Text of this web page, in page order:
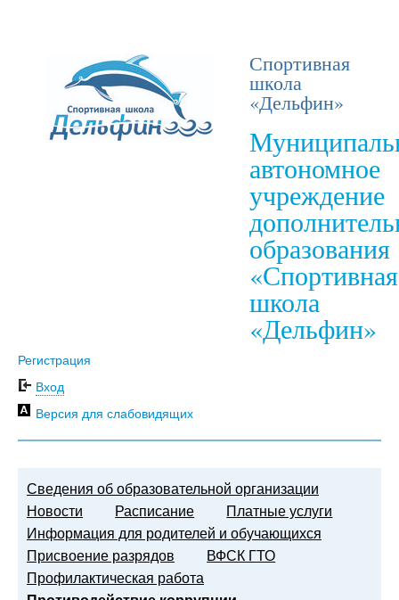
Спортивная
школа
«Дельфин»
автономное
учреждение
образования
«Спортивная
школа
«Дельфин»
Регистрация
Вход
Версия для слабовидящих
Сведения об образовательной организации
Новости
Расписание
Платные услуги
Информация для родителей и обучающихся
Присвоение разрядов
ВФСК ГТО
Профилактическая работа